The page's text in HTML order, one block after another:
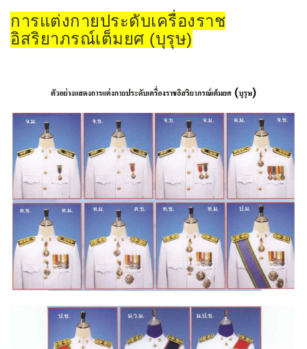
การแต่งกายประดับเครื่องราช
อิสริยาภรณ์เต็มยศ (บุรุษ)